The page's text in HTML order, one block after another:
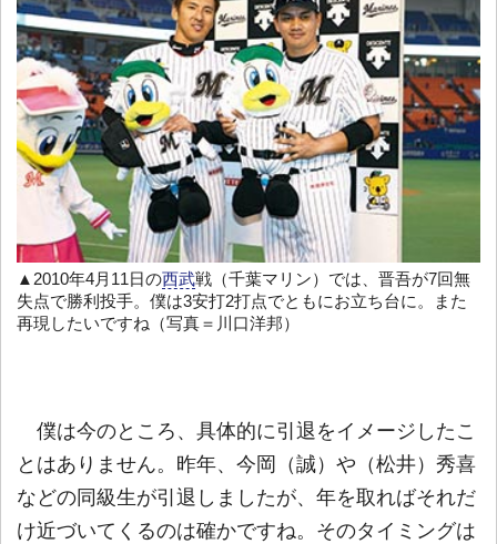
▲2010年4月11日の西武戦（千葉マリン）では、晋吾が7回無
失点で勝利投手。僕は3安打2打点でともにお立ち台に。また
再現したいですね（写真＝川口洋邦）
僕は今のところ、具体的に引退をイメージしたこ
とはありません。昨年、今岡（誠）や（松井）秀喜
などの同級生が引退しましたが、年を取ればそれだ
け近づいてくるのは確かですね。そのタイミングは